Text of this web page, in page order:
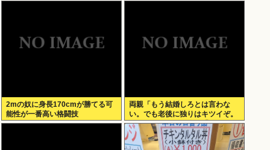
2mの奴に身長170cmが勝てる可
能性が一番高い格闘技
両親「もう結婚しろとは言わな
い。でも老後に独りはキツイぞ。
どうするんだ？」俺ら「…」